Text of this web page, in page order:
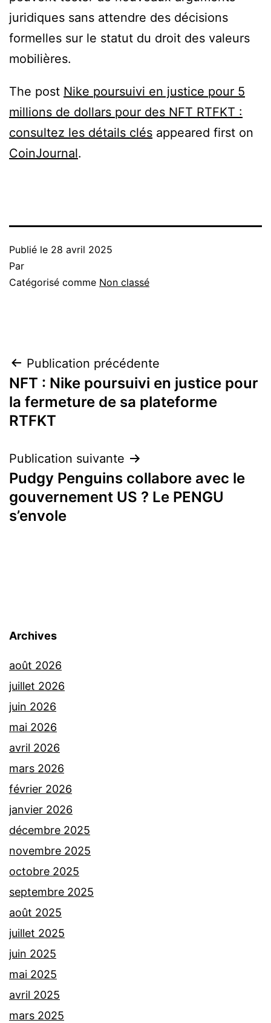
juridiques sans attendre des décisions
formelles sur le statut du droit des valeurs
mobilières.
The post Nike poursuivi en justice pour 5
millions de dollars pour des NFT RTFKT :
consultez les détails clés appeared first on
CoinJournal.
Publié le 28 avril 2025
Par
Catégorisé comme Non classé
Navigation
de
l’article
Publication précédente
NFT : Nike poursuivi en justice pour
la fermeture de sa plateforme
RTFKT
Publication suivante
Pudgy Penguins collabore avec le
gouvernement US ? Le PENGU
s’envole
Archives
août 2026
juillet 2026
juin 2026
mai 2026
avril 2026
mars 2026
février 2026
janvier 2026
décembre 2025
novembre 2025
octobre 2025
septembre 2025
août 2025
juillet 2025
juin 2025
mai 2025
avril 2025
mars 2025